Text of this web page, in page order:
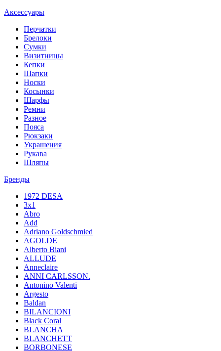
Аксессуары
Перчатки
Брелоки
Сумки
Визитницы
Кепки
Шапки
Носки
Косынки
Шарфы
Ремни
Разное
Пояса
Рюкзаки
Украшения
Рукава
Шляпы
Бренды
1972 DESA
3x1
Abro
Add
Adriano Goldschmied
AGOLDE
Alberto Biani
ALLUDE
Anneclaire
ANNI CARLSSON.
Antonino Valenti
Argesto
Baldan
BILANCIONI
Black Coral
BLANCHA
BLANCHETT
BORBONESE